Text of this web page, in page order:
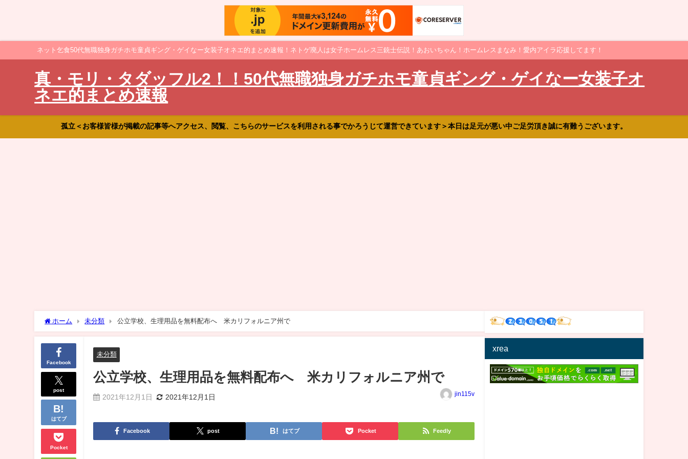
ネット乞食50代無職独身ガチホモ童貞ギング・ゲイなー女装子オネエ的まとめ速報！ネトゲ廃人は女子ホームレス三銃士伝説！あおいちゃん！ホームレスまなみ！愛内アイラ応援してます！
真・モリ・タダッフル2！！50代無職独身ガチホモ童貞ギング・ゲイなー女装子オ
ネエ的まとめ速報
孤立＜お客様皆様が掲載の記事等へアクセス、閲覧、こちらのサービスを利用される事でかろうじて運営できています＞本日は足元が悪い中ご足労頂き誠に有難うございます。
ホーム 未分類 公立学校、生理用品を無料配布へ 米カリフォルニア州で
Facebook
post
はてブ
Pocket
未分類
公立学校、生理用品を無料配布へ 米カリフォルニア州で
2021年12月1日 2021年12月1日 jin115v
Facebook post はてブ Pocket Feedly
xrea